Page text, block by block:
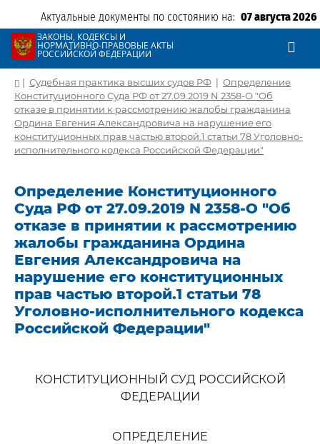
Актуальные документы по состоянию на: 07 августа 2026
ЗАКОНЫ, КОДЕКСЫ И
НОРМАТИВНО-ПРАВОВЫЕ АКТЫ
РОССИЙСКОЙ ФЕДЕРАЦИИ
| Судебная практика высших судов РФ | Определение
Конституционного Суда РФ от 27.09.2019 N 2358-О "Об
отказе в принятии к рассмотрению жалобы гражданина
Ордина Евгения Александровича на нарушение его
конституционных прав частью второй.1 статьи 78 Уголовно-
исполнительного кодекса Российской Федерации"
Определение Конституционного
Суда РФ от 27.09.2019 N 2358-О "Об
отказе в принятии к рассмотрению
жалобы гражданина Ордина
Евгения Александровича на
нарушение его конституционных
прав частью второй.1 статьи 78
Уголовно-исполнительного кодекса
Российской Федерации"
КОНСТИТУЦИОННЫЙ СУД РОССИЙСКОЙ
ФЕДЕРАЦИИ
ОПРЕДЕЛЕНИЕ